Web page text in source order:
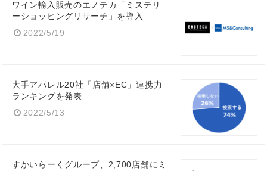
ワイン輸入販売のエノテカ「ミステリ
ーショッピングリサーチ」を導入
2022/5/19
大手アパレル20社「店舗×EC」連携力
ランキングを発表
2022/5/13
すかいらーくグループ、2,700店舗にミ